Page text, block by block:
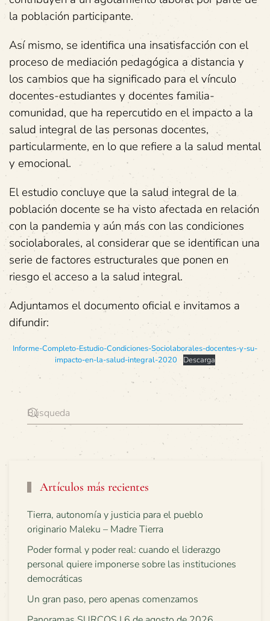
la población participante.
Así mismo, se identifica una insatisfacción con el
proceso de mediación pedagógica a distancia y
los cambios que ha significado para el vínculo
docentes-estudiantes y docentes familia-
comunidad, que ha repercutido en el impacto a la
salud integral de las personas docentes,
particularmente, en lo que refiere a la salud mental
y emocional.
El estudio concluye que la salud integral de la
población docente se ha visto afectada en relación
con la pandemia y aún más con las condiciones
sociolaborales, al considerar que se identifican una
serie de factores estructurales que ponen en
riesgo el acceso a la salud integral.
Adjuntamos el documento oficial e invitamos a
difundir:
Informe-Completo-Estudio-Condiciones-Sociolaborales-docentes-y-su-
impacto-en-la-salud-integral-2020
Descarga
Artículos más recientes
Tierra, autonomía y justicia para el pueblo
originario Maleku – Madre Tierra
Poder formal y poder real: cuando el liderazgo
personal quiere imponerse sobre las instituciones
democráticas
Un gran paso, pero apenas comenzamos